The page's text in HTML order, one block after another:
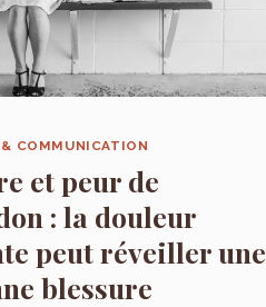
& COMMUNICATION
et peur de
: la douleur
peut réveiller une
blessure